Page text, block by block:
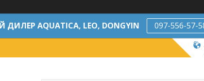
AQUATICA, LEO, DONGYIN 097-556-57-